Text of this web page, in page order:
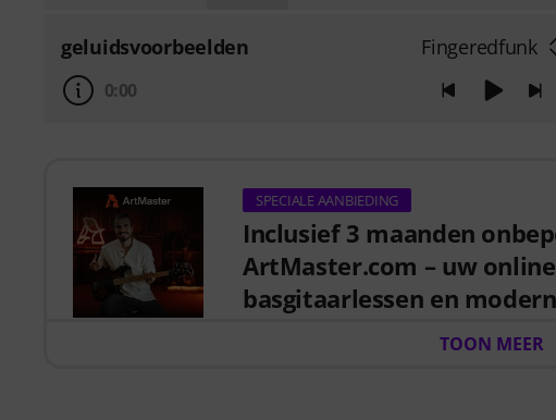
geluidsvoorbeelden Fingeredfunk
0:00
SPECIALE AANBIEDING
Inclusief 3 maanden
ArtMaster.com – uw
basgitaarlessen en
voor basgitaarlessen en moderne
TOON MEER